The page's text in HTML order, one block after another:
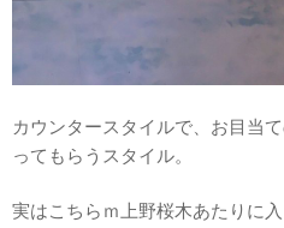
カウンタースタイルで、お目当
ってもらうスタイル。
実はこちらｍ上野桜木あたりに